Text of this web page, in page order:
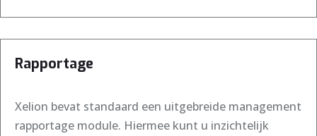
Rapportage
Xelion bevat standaard een uitgebreide management
rapportage module. Hiermee kunt u inzichtelijk